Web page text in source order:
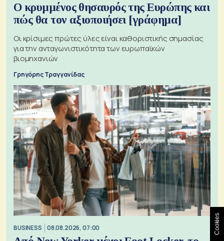
Ο κρυμμένος θησαυρός της Ευρώπης και
πώς θα τον αξιοποιήσει [γράφημα]
Οι κρίσιμες πρώτες ύλες είναι καθοριστικής σημασίας
για την ανταγωνιστικότητα των ευρωπαϊκών
βιομηχανιών
Γρηγόρης Τραγγανίδας
BUSINESS 08.08.2026, 07:00 Cookies